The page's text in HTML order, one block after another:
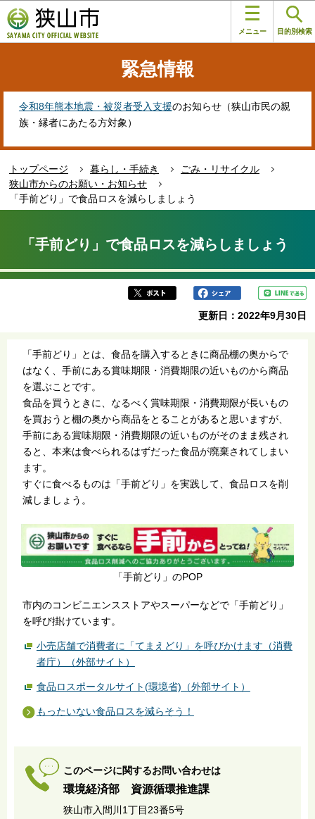
の
ペ
す
メニュー 目的別検索
緊急情報
令和8年熊本地震・被災者受入支援のお知らせ（狭山市民の親
族・縁者にあたる方対象）
トップページ 暮らし・手続き
ごみ・リサイクル
狭山市からのお願い・お知らせ
「手前どり」で食品ロスを減らしましょう
か
「手前どり」で食品ロスを減らしましょう
更新日：2022年9月30日
「手前どり」とは、食品を購入するときに商品棚の奥からで
はなく、手前にある賞味期限・消費期限の近いものから商品
を選ぶことです。
食品を買うときに、なるべく賞味期限・消費期限が長いもの
を買おうと棚の奥から商品をとることがあると思いますが、
手前にある賞味期限・消費期限の近いものがそのまま残され
ると、本来は食べられるはずだった食品が廃棄されてしまい
ます。
すぐに食べるものは「手前どり」を実践して、食品ロスを削
減しましょう。
「手前どり」のPOP
市内のコンビニエンスストアやスーパーなどで「手前どり」
を呼び掛けています。
小売店舗で消費者に「てまえどり」を呼びかけます（消費
者庁）（外部サイト）
食品ロスポータルサイト(環境省)（外部サイト）
もったいない食品ロスを減らそう！
このページに関するお問い合わせは
環境経済部 資源循環推進課
狭山市入間川1丁目23番5号